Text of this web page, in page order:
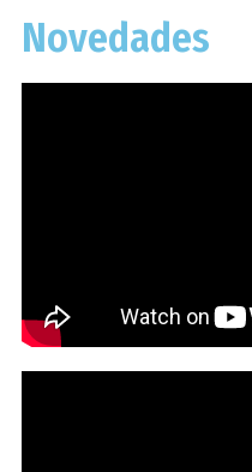
Novedades